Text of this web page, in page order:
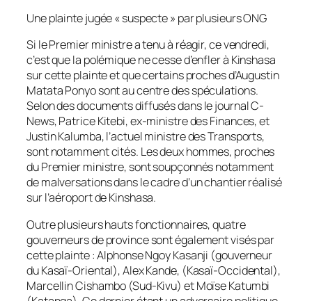
Une plainte jugée « suspecte » par plusieurs ONG
Si le Premier ministre a tenu à réagir, ce vendredi,
c’est que la polémique ne cesse d’enfler à Kinshasa
sur cette plainte et que certains proches d’Augustin
Matata Ponyo sont au centre des spéculations.
Selon des documents diffusés dans le journal C-
News, Patrice Kitebi, ex-ministre des Finances, et
Justin Kalumba, l’actuel ministre des Transports,
sont notamment cités. Les deux hommes, proches
du Premier ministre, sont soupçonnés notamment
de malversations dans le cadre d’un chantier réalisé
sur l’aéroport de Kinshasa.
Outre plusieurs hauts fonctionnaires, quatre
gouverneurs de province sont également visés par
cette plainte : Alphonse Ngoy Kasanji (gouverneur
du Kasaï-Oriental), Alex Kande, (Kasaï-Occidental),
Marcellin Cishambo (Sud-Kivu) et Moïse Katumbi